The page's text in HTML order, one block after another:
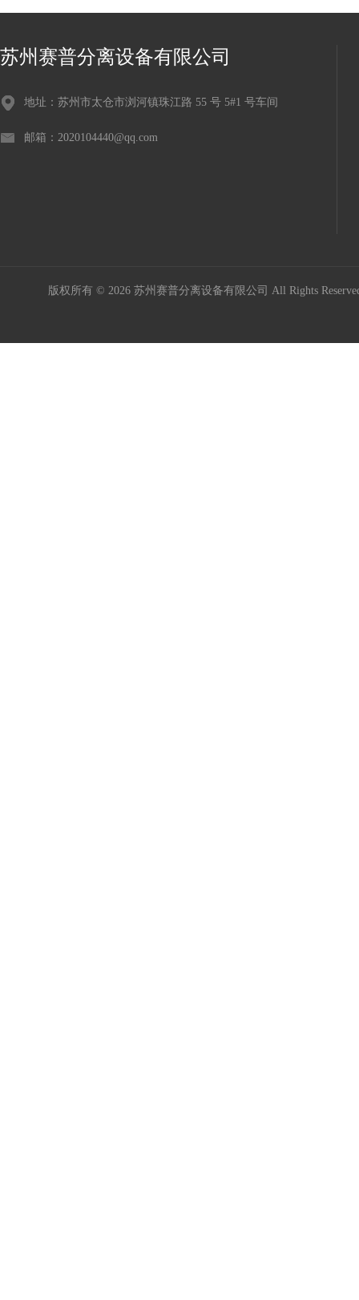
苏州赛普分离设备有限公司
地址：苏州市太仓市浏河镇珠江路 55 号 5#1 号车间
邮箱：2020104440@qq.com
版权所有 © 2026 苏州赛普分离设备有限公司 All Rights